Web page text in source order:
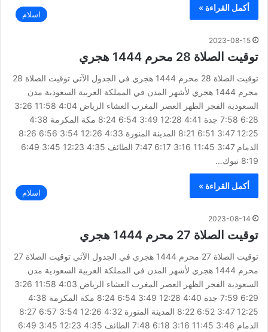
أكمل القراءة »
اسلام
2023-08-15
توقيت الصلاة 28 محرم 1444 هجري
توقيت الصلاة 28 محرم 1444 هجري في الجدول الآتي توقيت الصلاة 28
محرم 1444 هجري لأشهر المدن في المملكة العربية السعودية مدن
السعودية الفجر الظهر العصر المغرب العشاء الرياض 4:04 11:58 3:26
6:28 7:58 جدة 4:41 12:28 3:49 6:54 8:24 مكة المكرمة 4:38
12:25 3:47 6:51 8:21 المدينة المنورة 4:33 12:26 3:54 6:56 8:26
الدمام 3:47 11:45 3:16 6:17 7:47 الطائف 4:35 12:23 3:45 6:49
8:19 تبوك…
أكمل القراءة »
اسلام
2023-08-14
توقيت الصلاة 27 محرم 1444 هجري
توقيت الصلاة 27 محرم 1444 هجري في الجدول الآتي توقيت الصلاة 27
محرم 1444 هجري لأشهر المدن في المملكة العربية السعودية مدن
السعودية الفجر الظهر العصر المغرب العشاء الرياض 4:03 11:58 3:26
6:29 7:59 جدة 4:40 12:28 3:49 6:54 8:24 مكة المكرمة 4:38
12:25 3:47 6:52 8:22 المدينة المنورة 4:32 12:26 3:54 6:57 8:27
الدمام 3:46 11:45 3:16 6:18 7:48 الطائف 4:35 12:23 3:45 6:49